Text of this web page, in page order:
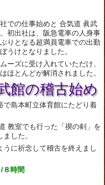
での仕事始めと 合気道 眞武
初出社は、阪急電車の人身事
りとなる超満員電車での出勤
うけとなりました。
ーズに受け入れていただけ、
ほとんどが解消されました。
館の稽古始め
で島本町立体育館にたどり着
教室でも行った「禊の剣」を
した。
に祈念して稽古を終えまし
８時間